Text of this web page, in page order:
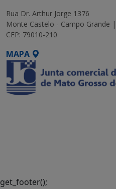
Rua Dr. Arthur Jorge 1376
Monte Castelo - Campo Grande
CEP: 79010-210
MAPA
get_footer();